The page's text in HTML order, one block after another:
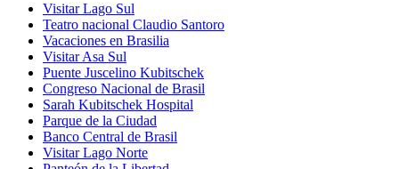
Visitar Lago Sul
Teatro nacional Claudio Santoro
Vacaciones en Brasilia
Visitar Asa Sul
Puente Juscelino Kubitschek
Congreso Nacional de Brasil
Sarah Kubitschek Hospital
Parque de la Ciudad
Banco Central de Brasil
Visitar Lago Norte